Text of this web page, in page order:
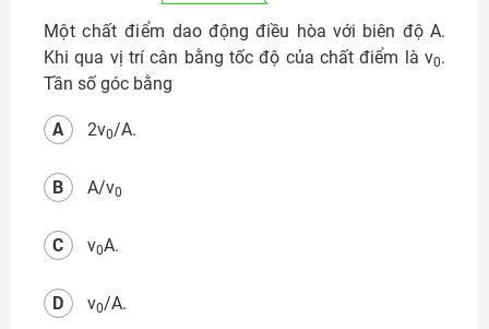
Một chất điểm dao động điều hòa với biên độ A.
Khi qua vị trí cân bằng tốc độ của chất điểm là v0.
Tần số góc bằng
2v0/A.
A
A/v0
B
v0A.
C
v0/A.
D